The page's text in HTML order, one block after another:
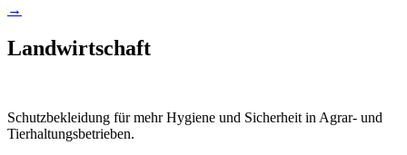
→
Landwirtschaft
Schutzbekleidung für mehr Hygiene und Sicherheit in Agrar- und
Tierhaltungsbetrieben.